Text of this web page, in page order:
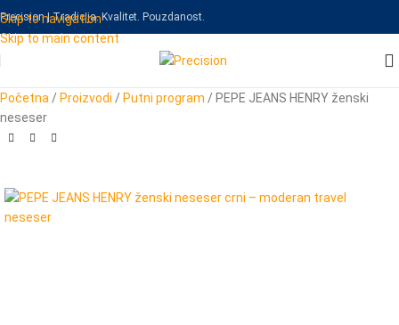
Skip to navigation
Skip to main content
Precision | Tradicija. Kvalitet. Pouzdanost.
Početna / Proizvodi / Putni program / PEPE JEANS HENRY ženski
neseser